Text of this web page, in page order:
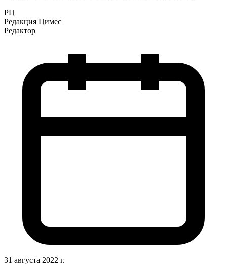
РЦ
Редакция Цимес
Редактор
31 августа 2022 г.